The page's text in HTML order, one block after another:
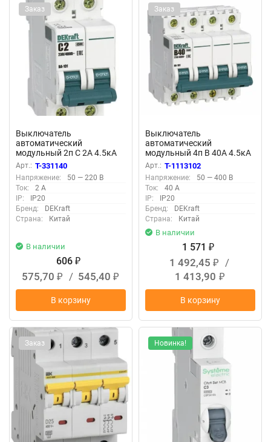
Заказ
Выключатель
автоматический
модульный 2п C 2А 4.5кА
ВА-101 DEKraft 11062DEK
Арт.: T-331140
Напряжение:
50 — 220 В
Ток:
2 А
IP:
IP20
Бренд:
DEKraft
Страна:
Китай
В наличии
606 ₽
575,70 ₽ / 545,40 ₽
В корзину
Заказ
Выключатель
автоматический
модульный 4п B 40А 4.5кА
ВА-101 DEKraft 11046DEK
Арт.: T-1113102
Напряжение:
50 — 400 В
Ток:
40 А
IP:
IP20
Бренд:
DEKraft
Страна:
Китай
В наличии
1 571 ₽
1 492,45 ₽
/
1 413,90 ₽
В корзину
Заказ Новинка!